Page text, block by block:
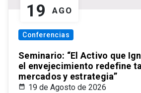
19 AGO
Conferencias
Seminario: “El Activo que
el envejecimiento redefine
mercados y estrategia”
19 de Agosto de 2026